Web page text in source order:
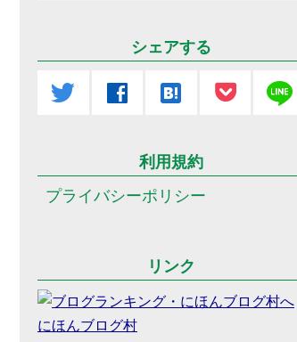
シェアする
twitter facebook hatenabookmark line
利用規約
プライバシーポリシー
リンク
にほんブログ村